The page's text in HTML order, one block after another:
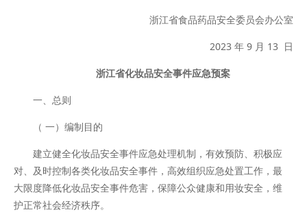
浙江省食品药品安全委员会办公室
2023 年 9 月 13 日
浙江省化妆品安全事件应急预案
一、总则
（ 一）编制目的
建立健全化妆品安全事件应急处理机制，有效预防、积极应
对、及时控制各类化妆品安全事件，高效组织应急处置工作，最
大限度降低化妆品安全事件危害，保障公众健康和用妆安全，维
护正常社会经济秩序。